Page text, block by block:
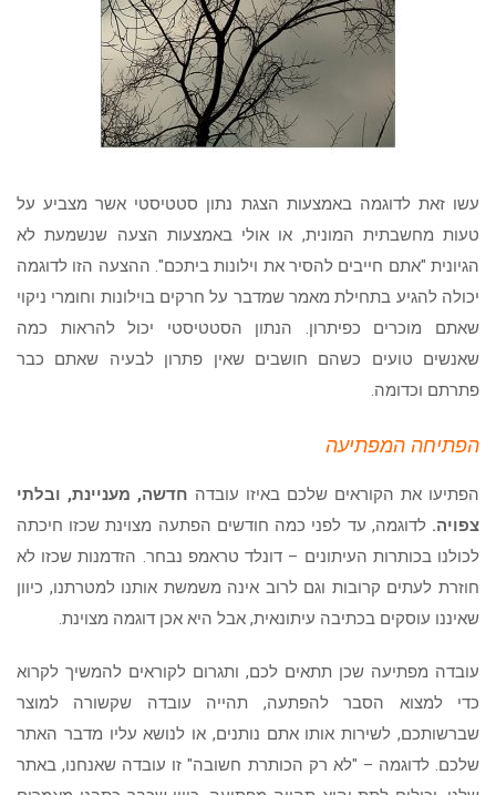
עשו זאת לדוגמה באמצעות הצגת נתון סטטיסטי אשר מצביע על
טעות מחשבתית המונית, או אולי באמצעות הצעה שנשמעת לא
הגיונית "אתם חייבים להסיר את וילונות ביתכם". ההצעה הזו לדוגמה
יכולה להגיע בתחילת מאמר שמדבר על חרקים בוילונות וחומרי ניקוי
שאתם מוכרים כפיתרון. הנתון הסטטיסטי יכול להראות כמה
שאנשים טועים כשהם חושבים שאין פתרון לבעיה שאתם כבר
פתרתם וכדומה.
הפתיחה המפתיעה
הפתיעו את הקוראים שלכם באיזו עובדה חדשה, מעניינת, ובלתי
צפויה. לדוגמה, עד לפני כמה חודשים הפתעה מצוינת שכזו חיכתה
לכולנו בכותרות העיתונים – דונלד טראמפ נבחר. הזדמנות שכזו לא
חוזרת לעתים קרובות וגם לרוב אינה משמשת אותנו למטרתנו, כיוון
שאיננו עוסקים בכתיבה עיתונאית, אבל היא אכן דוגמה מצוינת.
עובדה מפתיעה שכן תתאים לכם, ותגרום לקוראים להמשיך לקרוא
כדי למצוא הסבר להפתעה, תהייה עובדה שקשורה למוצר
שברשותכם, לשירות אותו אתם נותנים, או לנושא עליו מדבר האתר
שלכם. לדוגמה – "לא רק הכותרת חשובה" זו עובדה שאנחנו, באתר